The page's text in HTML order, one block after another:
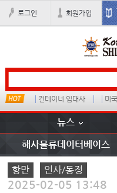
로그인 회원가입
컨테이너 임대사 미국
뉴스
해사물류데이터베이스
항만 인사/동정
2025-02-05 13:48